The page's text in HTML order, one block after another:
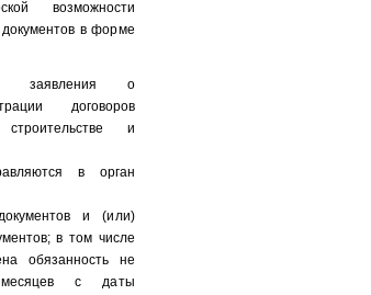
возможности
в форме
заявления о
договоров
и
в орган
и (или)
в том числе
обязанность не
с даты